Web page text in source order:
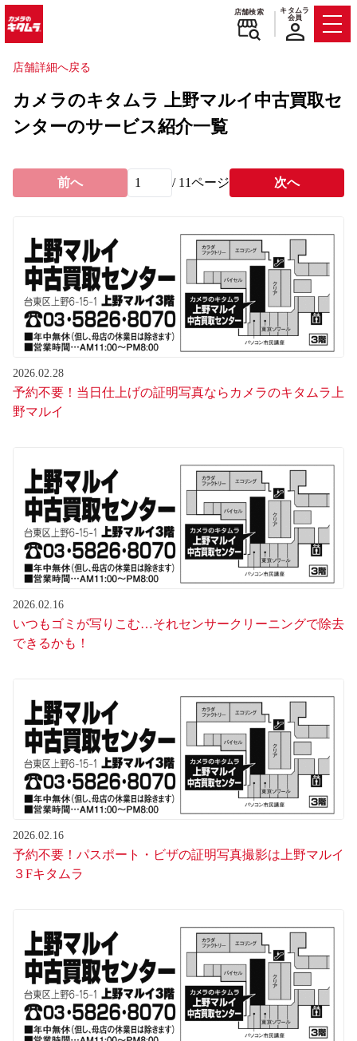
店舗検索
キタムラ
会員
店舗詳細へ戻る
カメラのキタムラ 上野マルイ中古買取セ
ンターのサービス紹介一覧
前へ / 11ページ 次へ
2026.02.28
予約不要！当日仕上げの証明写真ならカメラのキタムラ上
野マルイ
2026.02.16
いつもゴミが写りこむ…それセンサークリーニングで除去
できるかも！
2026.02.16
予約不要！パスポート・ビザの証明写真撮影は上野マルイ
３Fキタムラ